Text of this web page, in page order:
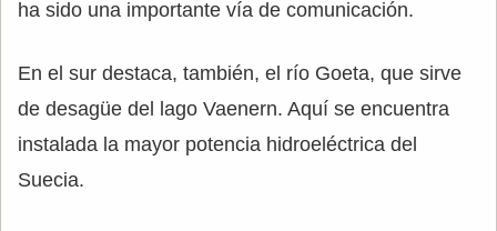
ha sido una importante vía de comunicación.
En el sur destaca, también, el río Goeta, que sirve
de desagüe del lago Vaenern. Aquí se encuentra
instalada la mayor potencia hidroeléctrica del
Suecia.